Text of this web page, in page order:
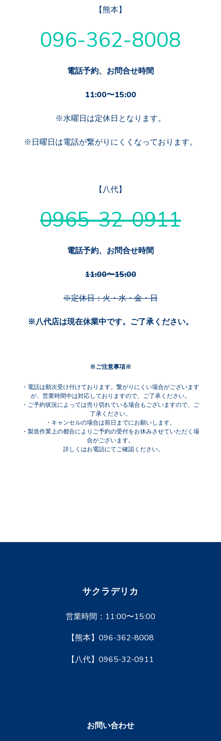
【熊本】
096-362-8008
電話予約、お問合せ時間
11:00〜15:00
※水曜日は定休日となります。
※日曜日は電話が繋がりにくくなっております。
【八代】
0965-32-0911
電話予約、お問合せ時間
11:00〜15:00
※定休日：火・水・金・日
※八代店は現在休業中です。ご了承ください。
※ご注意事項※
・電話は順次受け付けております。繋がりにくい場合がございます
が、営業時間中は対応しておりますので、ご了承ください。
・ご予約状況によっては売り切れている場合もございますので、ご
了承ください。
・キャンセルの場合は前日までにお願いします。
・製造作業上の都合によりご予約の受付をお休みさせていただく場
合がございます。
詳しくはお電話にてご確認ください。
サクラデリカ
営業時間：11:00〜15:00
【熊本】096-362-8008
【八代】0965-32-0911
お問い合わせ